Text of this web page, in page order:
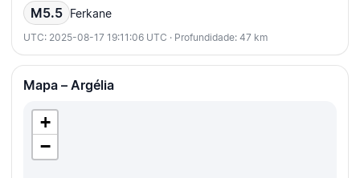
M5.5 Ferkane
UTC: 2025-08-17 19:11:06 UTC · Profundidade: 47 km
Mapa – Argélia
+
−